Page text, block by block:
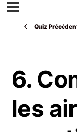
Quiz
6.
les